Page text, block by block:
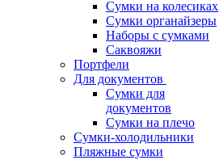
Сумки на колесиках
Сумки органайзеры
Наборы с сумками
Саквояжи
Портфели
Для документов
Сумки для
документов
Сумки на плечо
Сумки-холодильники
Пляжные сумки